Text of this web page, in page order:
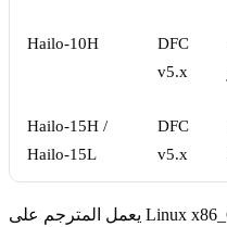
Hailo-10H
DFC
v5.x
Hailo-15H /
Hailo-15L
DFC
v5.x
يعمل المترجم على Linux x86_64، بينما يعمل ملف HEF الناتج على